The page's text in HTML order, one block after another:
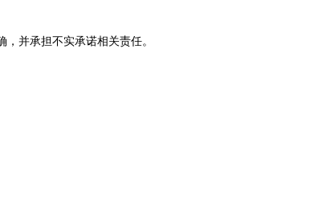
并承担不实承诺相关责任。